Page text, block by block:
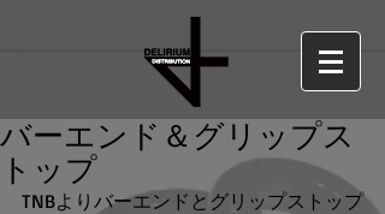
バーエンド＆グリップス
トップ
TNBよりバーエンドとグリップストップ